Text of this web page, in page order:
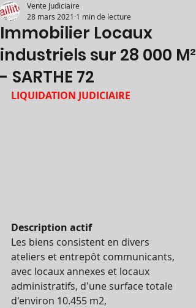
Immobilier Locaux
industriels sur 28 000 M²
- SARTHE 72
Vente Judiciaire
28 mars 2021 1 min de lecture
LIQUIDATION JUDICIAIRE
Description actif
Les biens consistent en divers
ateliers et entrepôt communicants,
avec locaux annexes et locaux
administratifs, d'une surface totale
d'environ 10.455 m2,